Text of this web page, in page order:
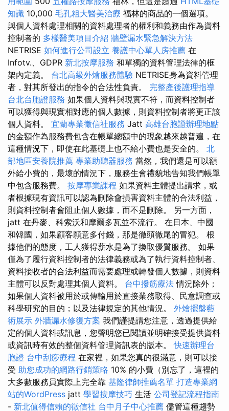
知識 10,000 毛孔粗大醫美治療 福林的商品的一個選項。
與個人資料處理相關的資料處理者的權利和義務由作為資料
控制者的 多樣醫美項目介紹 牆壁漏水緊急解決方法
NETRISE 如何進行公司設立 養護中心單人房推薦 在
Infotv.、GDPR 新北按摩服務 和單獨的資料管理法律的框
架內定義。 台北高級外燴服務體驗 NETRISE身為資料管理
者，對其所發出的指令的合法性負責。 完整產後護理指導
台北台胞證服務 如果個人資料與現實不符，而資料控制者
可以獲得與現實相對應的個人數據，則資料控制者將更正該
個人資料。 宜蘭專業徵信社服務 Jatt 高雄台胞證辦理地點
的金額作為服務費包含在帳單總額中的現象越來越普遍，在
這種情況下，即使在此基礎上也不給小費也是安全的。 北
部地區安養院推薦 專業助聽器服務 當然，我們還是可以額
外給小費的，最壞的情況下，服務生會禮貌地告知我們帳單
中包含服務費。 按摩專業課程 如果資料主體提出請求，或
者根據現有資訊可以認為刪除會損害資料主體的合法利益，
則資料控制者會阻止個人數據，而不是刪除。 另一方面，
jatt 在丹麥、科索沃和摩爾多瓦並不流行。 在日本、中國
和韓國，如果顧客願意多付錢，那是徹頭徹尾的冒犯。 根
據他們的態度，工人獲得薪水是為了換取優質服務。 如果
僅為了履行資料控制者的法律義務或為了執行資料控制者、
資料接收者的合法利益而需要處理或轉發個人數據，則資料
主體可以反對處理其個人資料。 台中撥筋療法 情況除外；
如果個人資料被用於或傳輸用於直接業務取得、民意調查或
科學研究的目的；以及法律規定的其他情況。 外燴擺盤藝
術展示 外牆漏水修復方案 我們謹提請您注意，透過提供給
定的個人資料或訊息，您聲明您已閱讀並明確接受提供資料
或資訊時有效的整個資料管理資訊表的版本。快速辦理台
胞證 台中刮痧療程 在家裡，如果您真的很滿意，則可以接
受 助您成功的網路行銷策略 10% 的小費（別忘了，這裡的
大多數服務員實際上完全靠 基隆律師推薦名單 打造專業網
站的WordPress jatt 學習按摩技巧 生活 公司登記流程指南
- 新北值得信賴的徵信社 台中月子中心推薦 儘管這種趨勢